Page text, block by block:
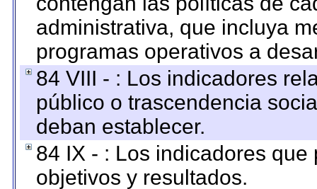
administrativa, que incluya
programas operativos a
84 VIII - : Los indicadores
público o trascendencia
deban establecer.
84 IX - : Los indicadores
objetivos y resultados.